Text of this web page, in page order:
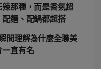
那種，而是香氣超
麵、配鍋都超搭
間理解為什麼全聯美
一直有名